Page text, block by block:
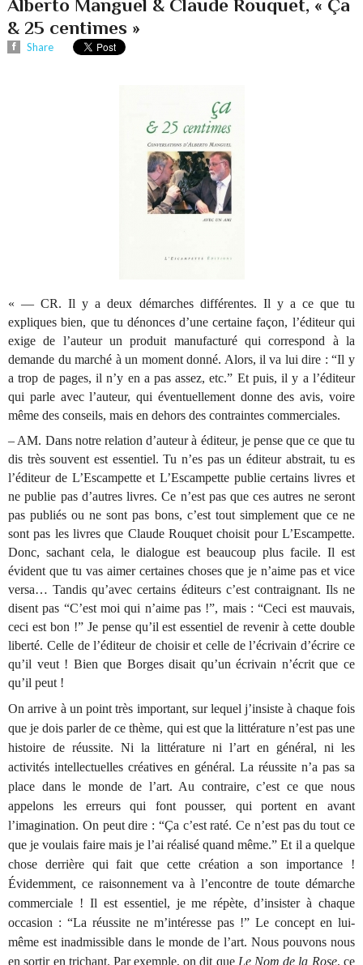
Alberto Manguel & Claude Rouquet, « Ça
& 25 centimes »
Share
« — CR. Il y a deux démarches différentes. Il y a ce que tu
expliques bien, que tu dénonces d’une certaine façon, l’éditeur qui
exige de l’auteur un produit manufacturé qui correspond à la
demande du marché à un moment donné. Alors, il va lui dire : “Il y
a trop de pages, il n’y en a pas assez, etc.” Et puis, il y a l’éditeur
qui parle avec l’auteur, qui éventuellement donne des avis, voire
même des conseils, mais en dehors des contraintes commerciales.
– AM. Dans notre relation d’auteur à éditeur, je pense que ce que tu
dis très souvent est essentiel. Tu n’es pas un éditeur abstrait, tu es
l’éditeur de L’Escampette et L’Escampette publie certains livres et
ne publie pas d’autres livres. Ce n’est pas que ces autres ne seront
pas publiés ou ne sont pas bons, c’est tout simplement que ce ne
sont pas les livres que Claude Rouquet choisit pour L’Escampette.
Donc, sachant cela, le dialogue est beaucoup plus facile. Il est
évident que tu vas aimer certaines choses que je n’aime pas et vice
versa… Tandis qu’avec certains éditeurs c’est contraignant. Ils ne
disent pas “C’est moi qui n’aime pas !”, mais : “Ceci est mauvais,
ceci est bon !” Je pense qu’il est essentiel de revenir à cette double
liberté. Celle de l’éditeur de choisir et celle de l’écrivain d’écrire ce
qu’il veut ! Bien que Borges disait qu’un écrivain n’écrit que ce
qu’il peut !
On arrive à un point très important, sur lequel j’insiste à chaque fois
que je dois parler de ce thème, qui est que la littérature n’est pas une
histoire de réussite. Ni la littérature ni l’art en général, ni les
activités intellectuelles créatives en général. La réussite n’a pas sa
place dans le monde de l’art. Au contraire, c’est ce que nous
appelons les erreurs qui font pousser, qui portent en avant
l’imagination. On peut dire : “Ça c’est raté. Ce n’est pas du tout ce
que je voulais faire mais je l’ai réalisé quand même.” Et il a quelque
chose derrière qui fait que cette création a son importance !
Évidemment, ce raisonnement va à l’encontre de toute démarche
commerciale ! Il est essentiel, je me répète, d’insister à chaque
occasion : “La réussite ne m’intéresse pas !” Le concept en lui-
même est inadmissible dans le monde de l’art. Nous pouvons nous
en sortir en trichant. Par exemple, on dit que Le Nom de la Rose, ce